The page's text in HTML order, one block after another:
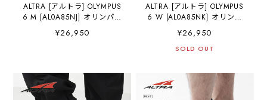
ALTRA [アルトラ] OLYMPUS
6 M [AL0A85NJ] オリンパス
6・クロスカントリー・ロー
ドランニング・トレイルラ
シングシューズ・MEN'S
[2026SS]
¥26,950
ALTRA [アルトラ] OLYMPUS
6 W [AL0A85NK] オリンパ
ス 6・ウィメンズ・ロード
ランニング・軽量スニーカ
ー・トレイルランニング・
¥26,950
SOLD OUT